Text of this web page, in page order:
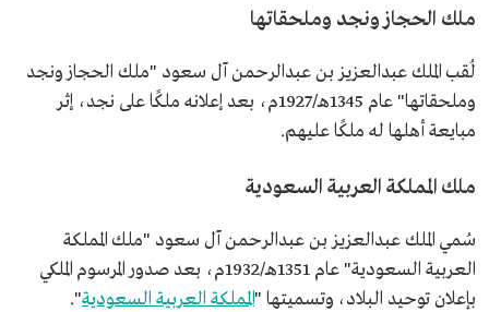
ملك الحجاز ونجد وملحقاتها
لُقب الملك عبدالعزيز بن عبدالرحمن آل سعود "ملك الحجاز ونجد
وملحقاتها" عام 1345هـ/1927م، بعد إعلانه ملكًا على نجد، إثر
مبايعة أهلها له ملكًا عليهم.
ملك المملكة العربية السعودية
سُمي الملك عبدالعزيز بن عبدالرحمن آل سعود "ملك المملكة
العربية السعودية" عام 1351هـ/1932م، بعد صدور المرسوم الملكي
بإعلان توحيد البلاد، وتسميتها "المملكة العربية السعودية".